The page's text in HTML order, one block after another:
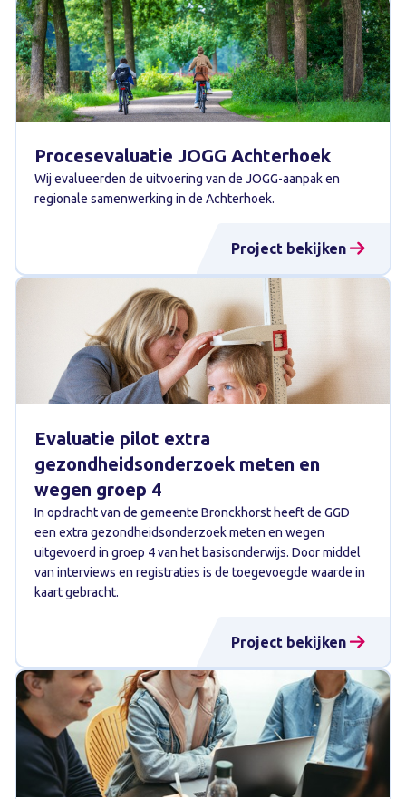
Procesevaluatie JOGG Achterhoek
Wij evalueerden de uitvoering van de JOGG-aanpak en
regionale samenwerking in de Achterhoek.
Project bekijken
Evaluatie pilot extra
gezondheidsonderzoek meten en
wegen groep 4
In opdracht van de gemeente Bronckhorst heeft de GGD
een extra gezondheidsonderzoek meten en wegen
uitgevoerd in groep 4 van het basisonderwijs. Door middel
van interviews en registraties is de toegevoegde waarde in
kaart gebracht.
Project bekijken